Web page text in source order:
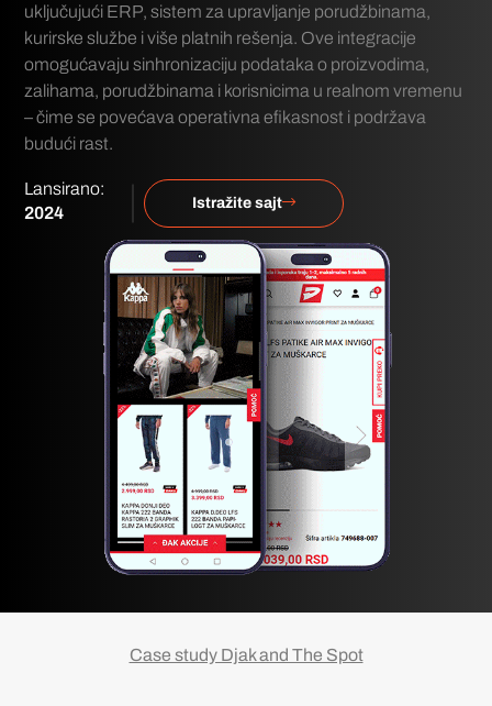
uključujući ERP, sistem za upravljanje porudžbinama,
kurirske službe i više platnih rešenja. Ove integracije
omogućavaju sinhronizaciju podataka o proizvodima,
zalihama, porudžbinama i korisnicima u realnom vremenu
– čime se povećava operativna efikasnost i podržava
budući rast.
Lansirano:
2024
Istražite sajt
Case study Djak and The Spot